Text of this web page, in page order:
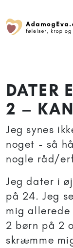
DATER
2 –
Jeg synes
noget - så
nogle råd/
Jeg dater i
på 24. Jeg
mig
2 børn på 2
skræmme